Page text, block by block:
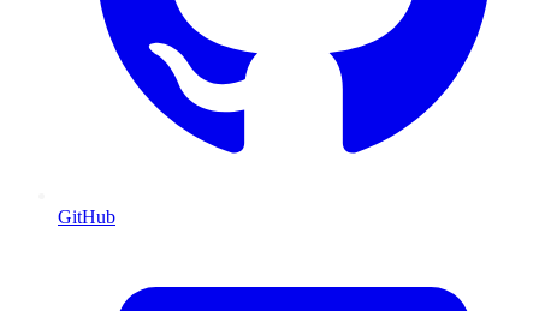
GitHub